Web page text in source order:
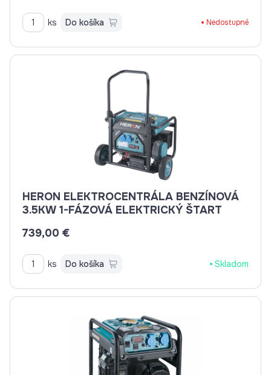
ks Do košíka Nedostupné
HERON ELEKTROCENTRÁLA BENZÍNOVÁ
3.5KW 1-FÁZOVÁ ELEKTRICKÝ ŠTART
739,00 €
ks Do košíka Skladom